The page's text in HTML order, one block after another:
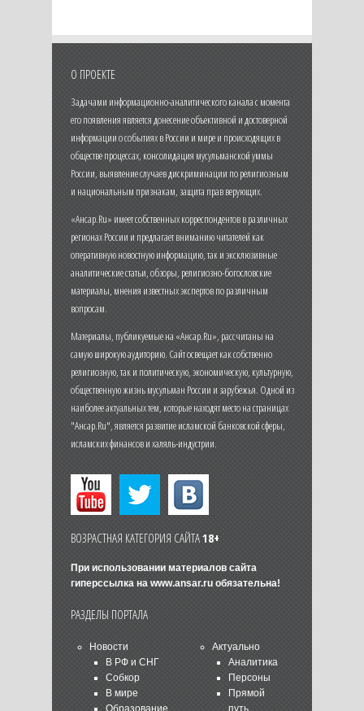
О ПРОЕКТЕ
Задачами информационно-аналитического канала с момента
его появления является донесение объективной и достоверной
информации о событиях в России и мире и происходящих в
обществе процессах, консолидация мусульманской уммы
России, выявление случаев дискриминации по религиозным
и национальным признакам, защита прав верующих.
«Ансар.Ru» имеет собственных корреспондентов в различных
регионах России и предлагает вниманию читателей как
оперативную новостную информацию, так и эксклюзивные
аналитические статьи, обзоры, религиозно-богословские
материалы, мнения известных экспертов по различным
вопросам.
Материалы, публикуемые на «Ансар.Ru», рассчитаны на
самую широкую аудиторию. Сайт освещает как собственно
религиозную, так и политическую, экономическую, культурную,
общественную жизнь мусульман России и зарубежья. Одной из
наиболее актуальных тем, которые находят место на страницах
"Ансар.Ru", является развитие исламской банковской сферы,
исламских финансов и халяль-индустрии.
ВОЗРАСТНАЯ КАТЕГОРИЯ САЙТА18+
При использовании материалов сайта
гиперссылка на www.ansar.ruобязательна!
РАЗДЕЛЫ ПОРТАЛА
Новости
В РФ и СНГ
Собкор
В мире
Актуально
Аналитика
Персоны
Прямой